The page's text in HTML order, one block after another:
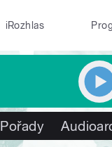
iRozhlas
Pořady